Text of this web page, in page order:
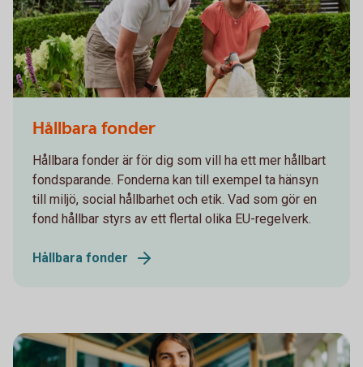
Hållbara fonder
Hållbara fonder är för dig som vill ha ett mer hållbart
fondsparande. Fonderna kan till exempel ta hänsyn
till miljö, social hållbarhet och etik. Vad som gör en
fond hållbar styrs av ett flertal olika EU-regelverk.
Hållbara fonder